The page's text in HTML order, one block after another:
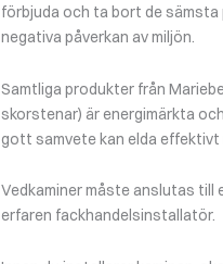
förbjuda och ta bort de
negativa påverkan av miljön.
Samtliga produkter från
skorstenar) är energimärkta
gott samvete kan elda effektivt
Vedkaminer måste anslutas
erfaren fackhandelsinstallatör.